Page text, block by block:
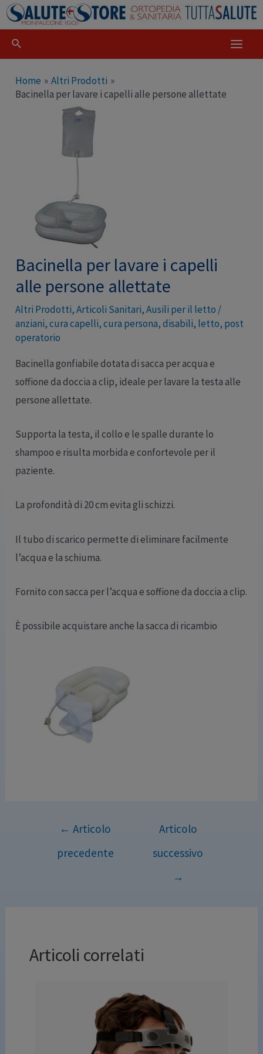
Home
Altri Prodotti
Bacinella per lavare i capelli alle persone allettate
Bacinella per lavare i capelli
alle persone allettate
Altri Prodotti,Articoli Sanitari,Ausili per il letto /
anziani,cura capelli,cura persona,disabili, letto, post
operatorio
Bacinella gonfiabile dotata di sacca per acqua e
soffione da doccia a clip, ideale per lavare la testa alle
persone allettate.
Supporta la testa, il collo e le spalle durante lo
shampoo e risulta morbida e confortevole per il
paziente.
La profondità di 20 cm evita gli schizzi.
Il tubo di scarico permette di eliminare facilmente
l’acqua e la schiuma.
Fornito con sacca per l’acqua e soffione da doccia a clip.
È possibile acquistare anche la sacca di ricambio
← Articolo
precedente
Articolo
successivo
→
Articoli correlati